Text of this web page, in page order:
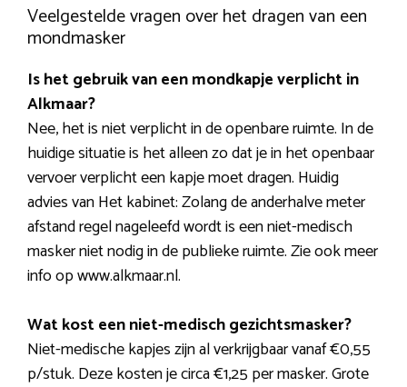
Veelgestelde vragen over het dragen van een
mondmasker
Is het gebruik van een mondkapje verplicht in
Alkmaar?
Nee, het is niet verplicht in de openbare ruimte. In de
huidige situatie is het alleen zo dat je in het openbaar
vervoer verplicht een kapje moet dragen. Huidig
advies van Het kabinet: Zolang de anderhalve meter
afstand regel nageleefd wordt is een niet-medisch
masker niet nodig in de publieke ruimte. Zie ook meer
info op www.alkmaar.nl.
Wat kost een niet-medisch gezichtsmasker?
Niet-medische kapjes zijn al verkrijgbaar vanaf €0,55
p/stuk. Deze kosten je circa €1,25 per masker. Grote